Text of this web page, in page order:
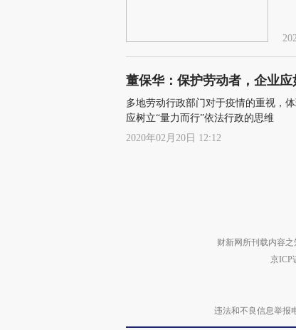
董保华：保护劳动者，企业
多地劳动行政部门对于疫情的重视，
应树立“量力而行”依法行政的思维
2020年02月20日 12:12
财新网所刊载内容
京ICP
违法和不良信息举报